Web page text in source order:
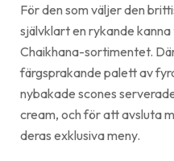
För den som väljer den
självklart en rykande
Chaikhana-sortimentet.
färgsprakande palett av
nybakade scones
cream, och för att avsluta
deras exklusiva meny.